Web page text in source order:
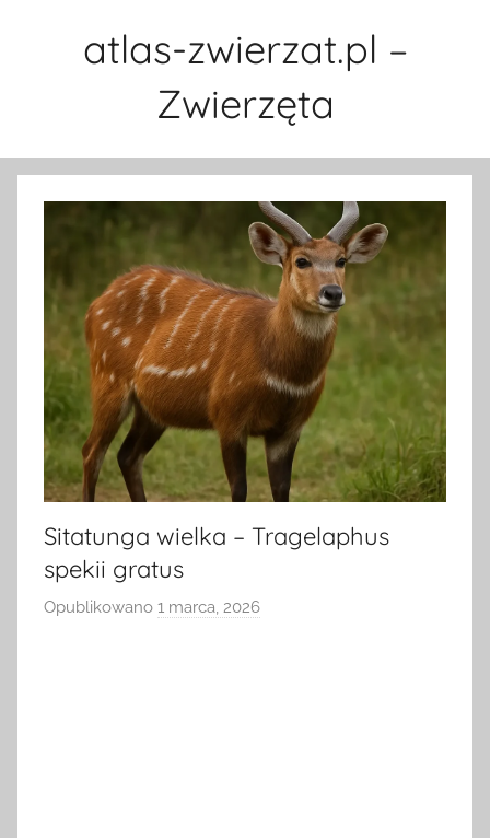
atlas-zwierzat.pl –
Zwierzęta
Sitatunga wielka – Tragelaphus
spekii gratus
Opublikowano 1 marca, 2026